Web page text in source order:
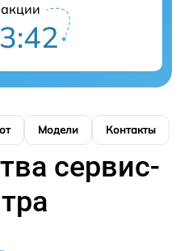
Модели Контакты
сервис-